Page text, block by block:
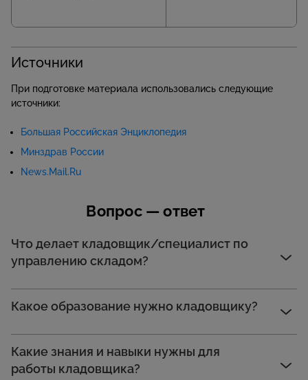
Источники
При подготовке материала использовались следующие
источники:
Большая Российская Энциклопедия
Минздрав России
News.Mail.Ru
Вопрос — ответ
Что делает кладовщик/специалист по
управлению складом?
Какое образование нужно кладовщику?
Какие знания и навыки нужны для
работы кладовщика?